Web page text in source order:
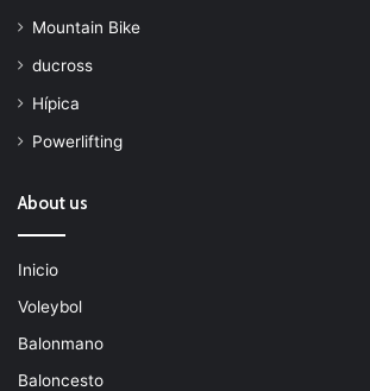
Mountain Bike
ducross
Hípica
Powerlifting
About us
Inicio
Voleybol
Balonmano
Baloncesto